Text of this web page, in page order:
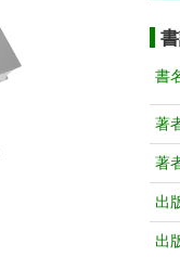
書
著
著
出
出